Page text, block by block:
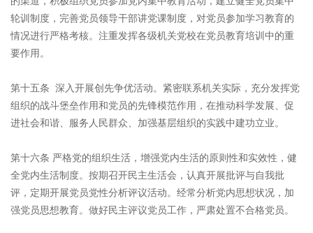
轮训制度，完善党员领导干部讲党课制度，对党员参加学习教育的
情况进行严格考核。注重发挥各级机关党校在党员教育培训中的重
要作用。
第十五条 深入开展创先争优活动。紧密联系机关实际，充分发挥党
组织的战斗堡垒作用和党员的先锋模范作用，在推动科学发展、促
进社会和谐、服务人民群众、加强基层组织的实践中建功立业。
第十六条 严格党的组织生活，增强党内生活的原则性和实效性，健
全党内生活制度。按期召开民主生活会，认真开展批评与自我批
评，定期开展党员党性分析评议活动。经常分析党内思想状况，加
强党员思想教育。做好民主评议党员工作，严肃处置不合格党员。